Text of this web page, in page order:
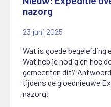
nazorg
23 juni 2025
Wat is goede begeleiding
Wat heb je nodig en hoe
gemeenten dit?
tijdens de gloednieuwe
nazorg!